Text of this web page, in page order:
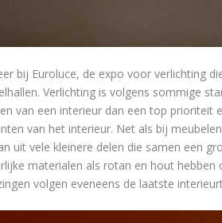
bij Euroluce, de expo voor verlichting
Verlichting is volgens sommige
van een interieur dan een top prioriteit
van het interieur. Net als bij
uit vele kleinere delen die samen een
materialen als rotan en hout hebben
volgen eveneens de laatste